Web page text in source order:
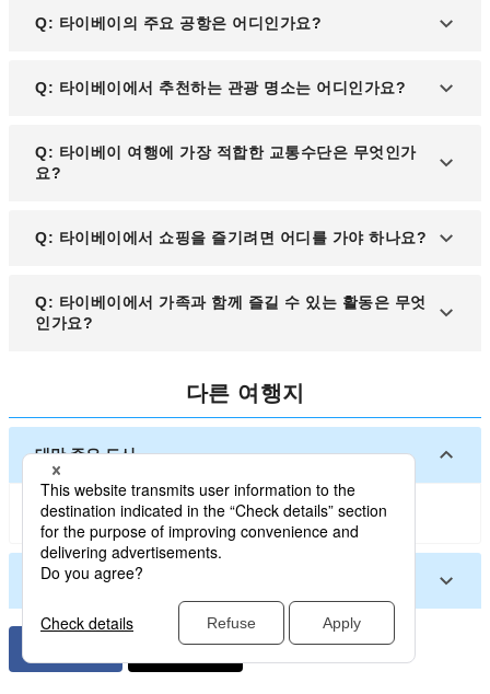
A: 타이베이에서는 고층에서의 경치를 감상할 수 있
Q: 타이베이의 주요 공항은 어디인가요?
A: 타이베이에는 '타오위안 국제공항'과 '쑹산공항'이
Q: 타이베이에서 추천하는 관광 명소는 어디인가요?
A: 타이베이 101, 중정기념당, 양명산, 그리고 스린
야시장이 타이베이에서 가장 인기 있는 관광 명소입
Q: 타이베이 여행에 가장 적합한 교통수단은 무엇인가
요?
A: 타이베이의 MRT(지하철)가 가장 편리한 교통수단
Q: 타이베이에서 쇼핑을 즐기려면 어디를 가야 하나요?
A: 타이베이에서 쇼핑을 즐기기 좋은 장소로는 시먼
딩, 스린 야시장, 그리고 타이베이 미츠코시 백화점이
Q: 타이베이에서 가족과 함께 즐길 수 있는 활동은 무엇
인가요?
A: 타이베이 동물원, 마오콩 곤돌라 체험, 그리고 타
이베이 101 전망대 방문은 가족 단위 여행객들에게
추천되는 활동입니다.
다른 여행지
대만 주요 도시
타이베이가오슝마궁 타이중
대만 기타 도시
진먼 타이둥